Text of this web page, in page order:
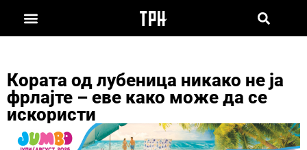
Кората од лубеница никако не ја
фрлајте – еве како може да се
искористи